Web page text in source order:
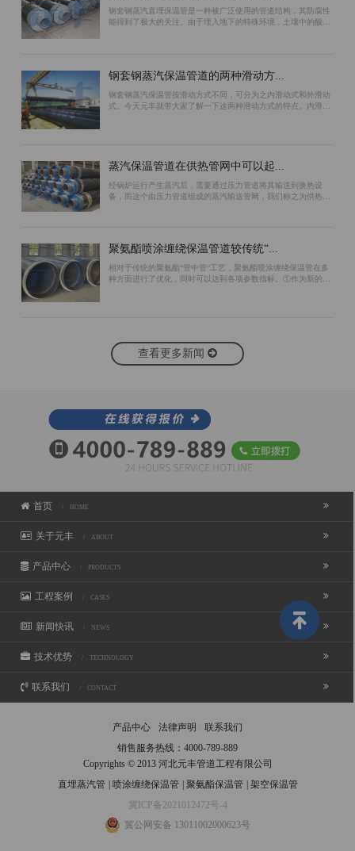
钢套钢蒸汽直埋保温管是一种被广泛使用的管道结构，其防腐性
能得到了极大的关注。由于埋入地下的特殊环境，土壤中的酸碱
钢套钢蒸汽保温管道的两种滑动方...
钢套钢蒸汽保温管按滑动方式不同，可分为之内滑动式和外滑动
式。今天元丰就带大家了解一下这两种滑动方式的特点。内滑动
蒸汽保温管道在供热管网中可以起...
经锅炉运行产生蒸汽后，需要通过压力管道将其输送到换热设
备，而这个由压力管道组成的蒸汽输送管网，我们称之为供热管
聚氨酯喷涂缠绕保温管道较传统“...
相对于传统的聚氨酯“管中管”工艺，聚氨酯喷涂缠绕保温管在多
种方面进行了优化，同时可以达到各项参数指标。①作为新的生
查看更多新闻
首页 / HOME
关于元丰 / ABOUT
产品中心 / PRODUCTS
工程案例 / CASES
新闻快讯 / NEWS
技术优势 / TECHNOLOGY
联系我们 / CONTACT
产品中心 法律声明
联系我们
销售服务热线： 4000-789-889
Copyrights © 2013 河北元丰管道工程有限公司
直埋蒸汽管
喷涂缠绕保温管 聚氨酯保温管
架空保温管
冀ICP备2021012472号-4
冀公网安备 13011002000623号